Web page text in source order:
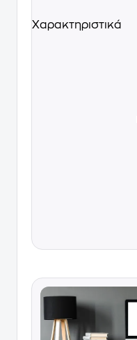
Χαρακτηριστικά